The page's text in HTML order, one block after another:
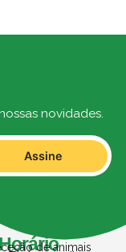
novidades.
Assine
de animais